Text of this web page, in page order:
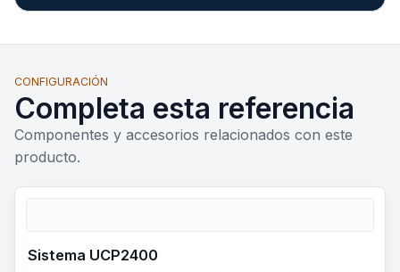
CONFIGURACIÓN
Completa esta referencia
Componentes y accesorios relacionados con este
producto.
Sistema UCP2400